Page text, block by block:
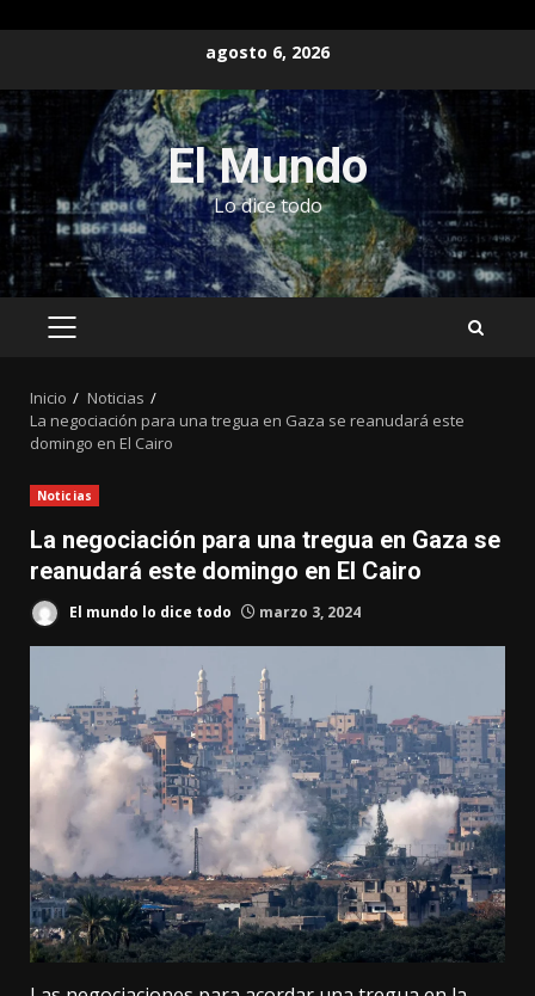
contenido
agosto 6, 2026
El Mundo
Lo dice todo
MENÚ
Inicio
Noticias
La negociación para una tregua en Gaza se reanudará este
domingo en El Cairo
Noticias
La negociación para una tregua en Gaza se
reanudará este domingo en El Cairo
El mundo lo dice todo marzo 3, 2024